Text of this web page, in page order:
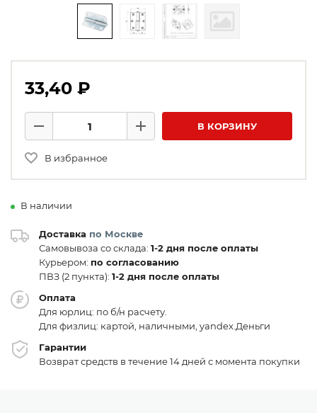
33,40 ₽
Минус
Плюс В КОРЗИНУ
В избранное
В наличии
Доставка по Москве
Самовывоза со склада: 1-2 дня после оплаты
Курьером: по согласованию
ПВЗ (2 пункта): 1-2 дня после оплаты
Оплата
Для юрлиц: по б/н расчету.
Для физлиц: картой, наличными, yandex.Деньги
Гарантии
Возврат средств в течение 14 дней с момента покупки